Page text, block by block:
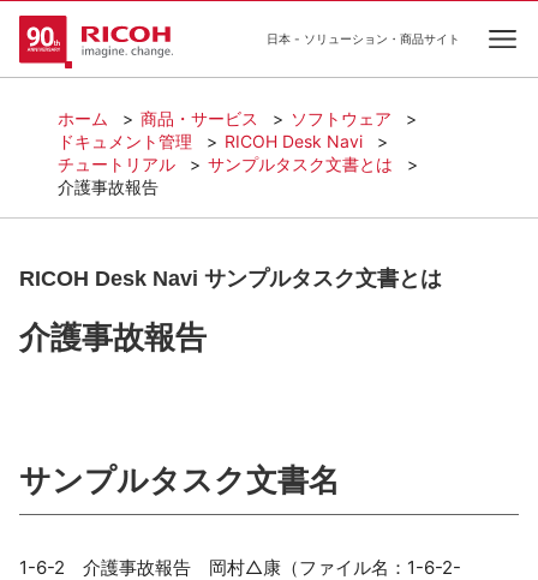
日本 - ソリューション・商品サイト
ホーム 商品・サービス
ソフトウェア
ドキュメント管理
RICOH Desk Navi
チュートリアル
サンプルタスク文書とは
介護事故報告
RICOH Desk Navi サンプルタスク文書とは
介護事故報告
サンプルタスク文書名
1-6-2 介護事故報告 岡村△康（ファイル名：1-6-2-